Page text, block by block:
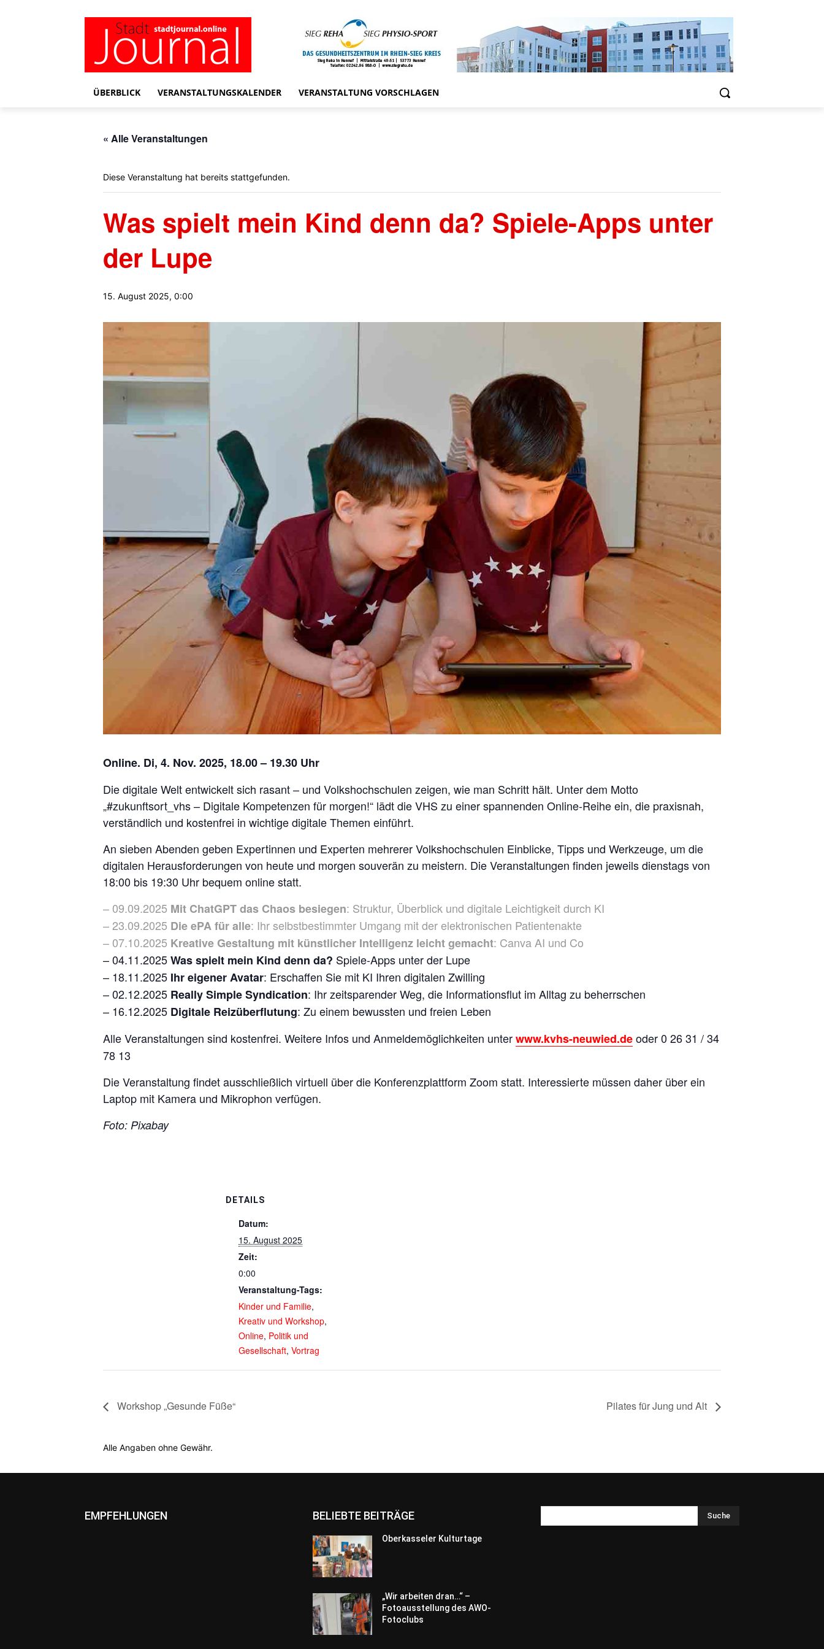
ÜBERBLICK VERANSTALTUNGSKALENDER VERANSTALTUNG VORSCHLAGEN
« Alle Veranstaltungen
Diese Veranstaltung hat bereits stattgefunden.
Was spielt mein Kind denn da? Spiele-Apps unter
der Lupe
15. August 2025, 0:00
Online. Di, 4. Nov. 2025, 18.00 – 19.30 Uhr
Die digitale Welt entwickelt sich rasant – und Volkshochschulen zeigen, wie man Schritt hält. Unter dem Motto
„#zukunftsort_vhs – Digitale Kompetenzen für morgen!“ lädt die VHS zu einer spannenden Online-Reihe ein, die praxisnah,
verständlich und kostenfrei in wichtige digitale Themen einführt.
An sieben Abenden geben Expertinnen und Experten mehrerer Volkshochschulen Einblicke, Tipps und Werkzeuge, um die
digitalen Herausforderungen von heute und morgen souverän zu meistern. Die Veranstaltungen finden jeweils dienstags von
18:00 bis 19:30 Uhr bequem online statt.
– 09.09.2025 Mit ChatGPT das Chaos besiegen: Struktur, Überblick und digitale Leichtigkeit durch KI
– 23.09.2025 Die ePA für alle: Ihr selbstbestimmter Umgang mit der elektronischen Patientenakte
– 07.10.2025 Kreative Gestaltung mit künstlicher Intelligenz leicht gemacht: Canva AI und Co
– 04.11.2025Was spielt mein Kind denn da? Spiele-Apps unter der Lupe
– 18.11.2025 Ihr eigener Avatar: Erschaffen Sie mit KI Ihren digitalen Zwilling
– 02.12.2025 Really Simple Syndication: Ihr zeitsparender Weg, die Informationsflut im Alltag zu beherrschen
– 16.12.2025 Digitale Reizüberflutung: Zu einem bewussten und freien Leben
Alle Veranstaltungen sind kostenfrei. Weitere Infos und Anmeldemöglichkeiten unterwww.kvhs-neuwied.deoder 0 26 31 / 34
78 13
Die Veranstaltung findet ausschließlich virtuell über die Konferenzplattform Zoom statt. Interessierte müssen daher über ein
Laptop mit Kamera und Mikrophon verfügen.
Foto: Pixabay
DETAILS
Datum:
15. August 2025
Zeit:
0:00
Veranstaltung-Tags:
Kinder und Familie,
Kreativ und Workshop,
Online, Politik und
Gesellschaft, Vortrag
Workshop „Gesunde Füße“ Pilates für Jung und Alt
Alle Angaben ohne Gewähr.
EMPFEHLUNGEN BELIEBTE BEITRÄGE
Oberkasseler Kulturtage
„Wir arbeiten dran…“ –
Fotoausstellung des AWO-
Fotoclubs
Suche